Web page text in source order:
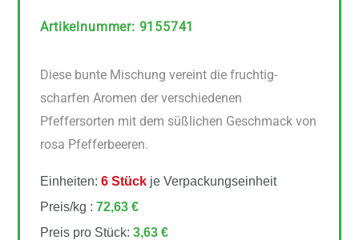
Artikelnummer: 9155741
Diese bunte Mischung vereint die fruchtig-
scharfen Aromen der verschiedenen
Pfeffersorten mit dem süßlichen Geschmack von
rosa Pfefferbeeren.
Einheiten:6 Stück je Verpackungseinheit
Preis/kg :72,63 €
Preis pro Stück:3,63 €